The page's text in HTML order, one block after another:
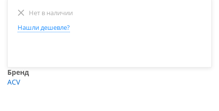
Нет в наличии
Нашли дешевле?
Бренд
ACV